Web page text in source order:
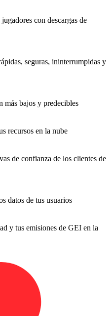
con descargas de
seguras, ininterrumpidas y
más bajos y predecibles
recursos en la nube
de confianza de los clientes de
datos de tus usuarios
y tus emisiones de GEI en la